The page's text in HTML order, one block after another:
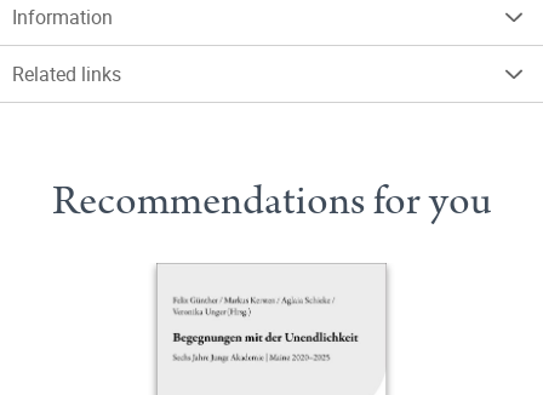
Information
Related links
Recommendations for you